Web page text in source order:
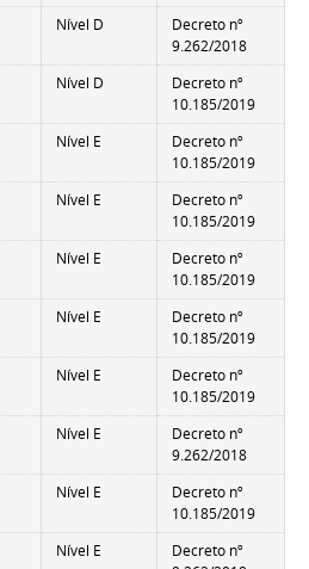
Nível D
Decreto nº
9.262/2018
Nível D
Decreto nº
10.185/2019
Nível E
Decreto nº
10.185/2019
Nível E
Decreto nº
10.185/2019
Nível E
Decreto nº
10.185/2019
Nível E
Decreto nº
10.185/2019
Nível E
Decreto nº
10.185/2019
Nível E
Decreto nº
9.262/2018
Nível E
Decreto nº
10.185/2019
Nível E
Decreto nº